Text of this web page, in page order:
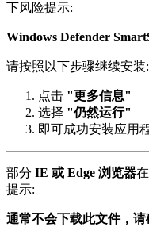
下风险提示:
Windows Defender
请按照以下步骤继续安装:
点击 "更多信息"
选择 "仍然运行"
即可成功安装应用
部分 IE 或 Edge 浏览器
提示:
通常不会下载此文件，请